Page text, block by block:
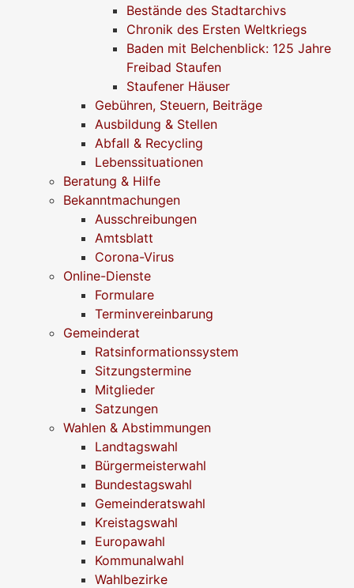
Bestände des Stadtarchivs
Chronik des Ersten Weltkriegs
Baden mit Belchenblick: 125 Jahre
Freibad Staufen
Staufener Häuser
Gebühren, Steuern, Beiträge
Ausbildung & Stellen
Abfall & Recycling
Lebenssituationen
Beratung & Hilfe
Bekanntmachungen
Ausschreibungen
Amtsblatt
Corona-Virus
Online-Dienste
Formulare
Terminvereinbarung
Gemeinderat
Ratsinformationssystem
Sitzungstermine
Mitglieder
Satzungen
Wahlen & Abstimmungen
Landtagswahl
Bürgermeisterwahl
Bundestagswahl
Gemeinderatswahl
Kreistagswahl
Europawahl
Kommunalwahl
Wahlbezirke